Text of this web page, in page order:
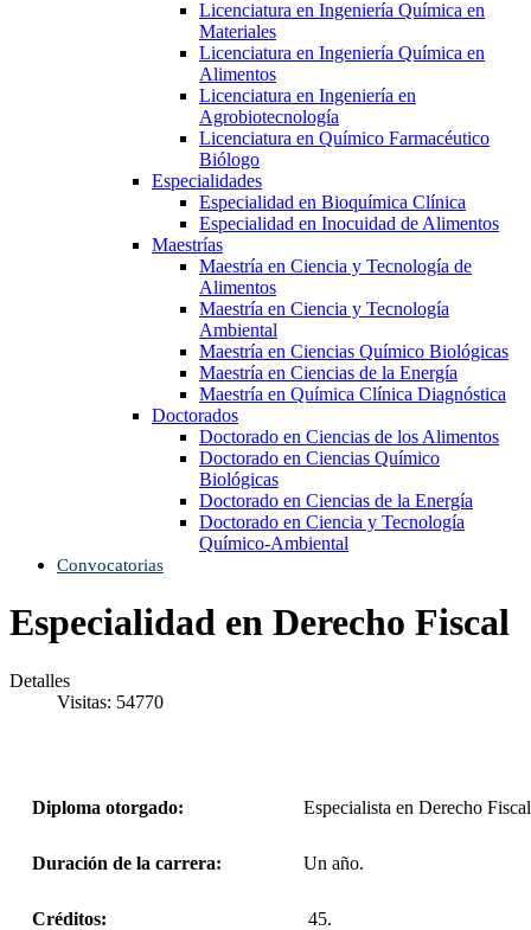
Licenciatura en Ingeniería Química en
Materiales
Licenciatura en Ingeniería Química en
Alimentos
Licenciatura en Ingeniería en
Agrobiotecnología
Licenciatura en Químico Farmacéutico
Biólogo
Especialidades
Especialidad en Bioquímica Clínica
Especialidad en Inocuidad de Alimentos
Maestrías
Maestría en Ciencia y Tecnología de
Alimentos
Maestría en Ciencia y Tecnología
Ambiental
Maestría en Ciencias Químico Biológicas
Maestría en Ciencias de la Energía
Maestría en Química Clínica Diagnóstica
Doctorados
Doctorado en Ciencias de los Alimentos
Doctorado en Ciencias Químico
Biológicas
Doctorado en Ciencias de la Energía
Doctorado en Ciencia y Tecnología
Químico-Ambiental
Convocatorias
Especialidad en Derecho Fiscal
Detalles
Visitas: 54770
Diploma otorgado: Especialista en Derecho
Duración de la carrera: Un año.
Créditos: 45.